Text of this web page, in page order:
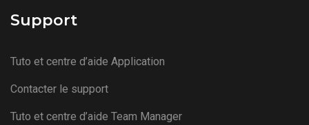
Support
Tuto et centre d’aide Application
Contacter le support
Tuto et centre d’aide Team Manager